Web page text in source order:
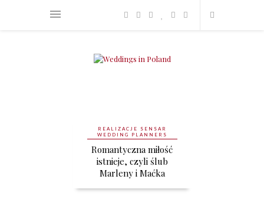
PANNA MŁODA
STYL WESELA
Styl ślubu i wesela